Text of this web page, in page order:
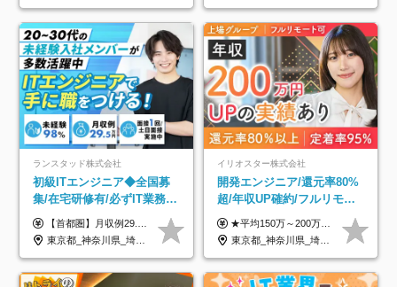
ランスタッド株式会社
初級ITエンジニア◆全国募
集/在宅研修有/必ずIT業務配
属/月収例29.5万円/Web面接
1回/SE
【首都圏】月収例29.5万円（月給26万円＋諸手当） 【東海・関西】月収例28.5万円（月給25万円＋諸手当） 【九州】月収例26万円（月給23万円＋諸手当） ※経験・スキル・前職給与を踏まえ、総合的に判断して決定します。 例：首都圏 月収例31万円（月給27万円＋諸手当） ◆各種手当 ・通勤手当（上限4万円まで） ・残業代手当（1分単位で全額支給） ※固定残業代制は採用しておりません ・深夜勤務手当 ・資格取得支援（ランクに応じてお祝い金1万円～10万円を支給） ◆昇給：年1回 ◆補足 ・研修中1ヶ月間は、時給1670円となります。 ・試用期間6ヶ月あり。その間の待遇に変更はありません。 ※詳細は面接時にご案内します。
東京都_神奈川県_埼玉県_千葉県_大阪府_愛知県_兵庫県_京都府_福岡県
イリオスター株式会社
開発エンジニア/還元率80%
超/年収UP確約/フルリモ
OK/年休130日/平均残業7h/
約2万件の案件から選択
★平均150万～200万円年収UPを実現！ ★前職給与を100％保証！ ★案件内容の開示・明確な評価体制あり ⇒クライアント評価で即昇給を実現したケースも◎ ★年12回（毎月昇給チャンスあり） ■月給35万円～103万円 ※経験・能力・前職給与を考慮し、決定 ※上記給与には月30時間分(6万6500円以上)の固定残業代が含まれます。超過分は手当として別途支給します ※試用期間3ヶ月あり(期間中の給与・待遇面に差異はありません) ▼収入アップの実例をご紹介 ───────────── ★働き方改革をした30代男性（PG） 子どもが生まれたばかりなのに、忙しい現場で残業も月50～60時間が当たり前。 ⇒残業ほぼゼロ＆週3リモートの働き方に！しかも給与もアップ！ ★収入アップした30代男性（PM） 子供が3人いて家計も苦しく、残業代で稼ぐ日々… ⇒残業をたくさんしていた年収額より、100万円以上アップしました！
東京都_神奈川県_埼玉県_千葉県_大阪府_愛知県_北海道_青森県_岩手県_宮城県_秋田県_山形県_福島県_茨城県_栃木県_群馬県_新潟県_山梨県_長野県_富山県_石川県_福井県_静岡県_岐阜県_三重県_兵庫県_京都府_滋賀県_奈良県_和歌山県_広島県_岡山県_鳥取県_島根県_山口県_徳島県_香川県_愛媛県_高知県_福岡県_熊本県_佐賀県_長崎県_大分県_宮崎県_鹿児島県_沖縄県